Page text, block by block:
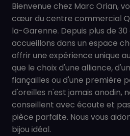
Bienvenue chez Marc Orian,
cœur du centre commercial
la-Garenne. Depuis plus de 30
accueillons dans un espace
offrir une expérience unique
que le choix d'une alliance,
fiançailles ou d'une première
d'oreilles n'est jamais anodin,
conseillent avec écoute et
pièce parfaite. Nous vous
bijou idéal.